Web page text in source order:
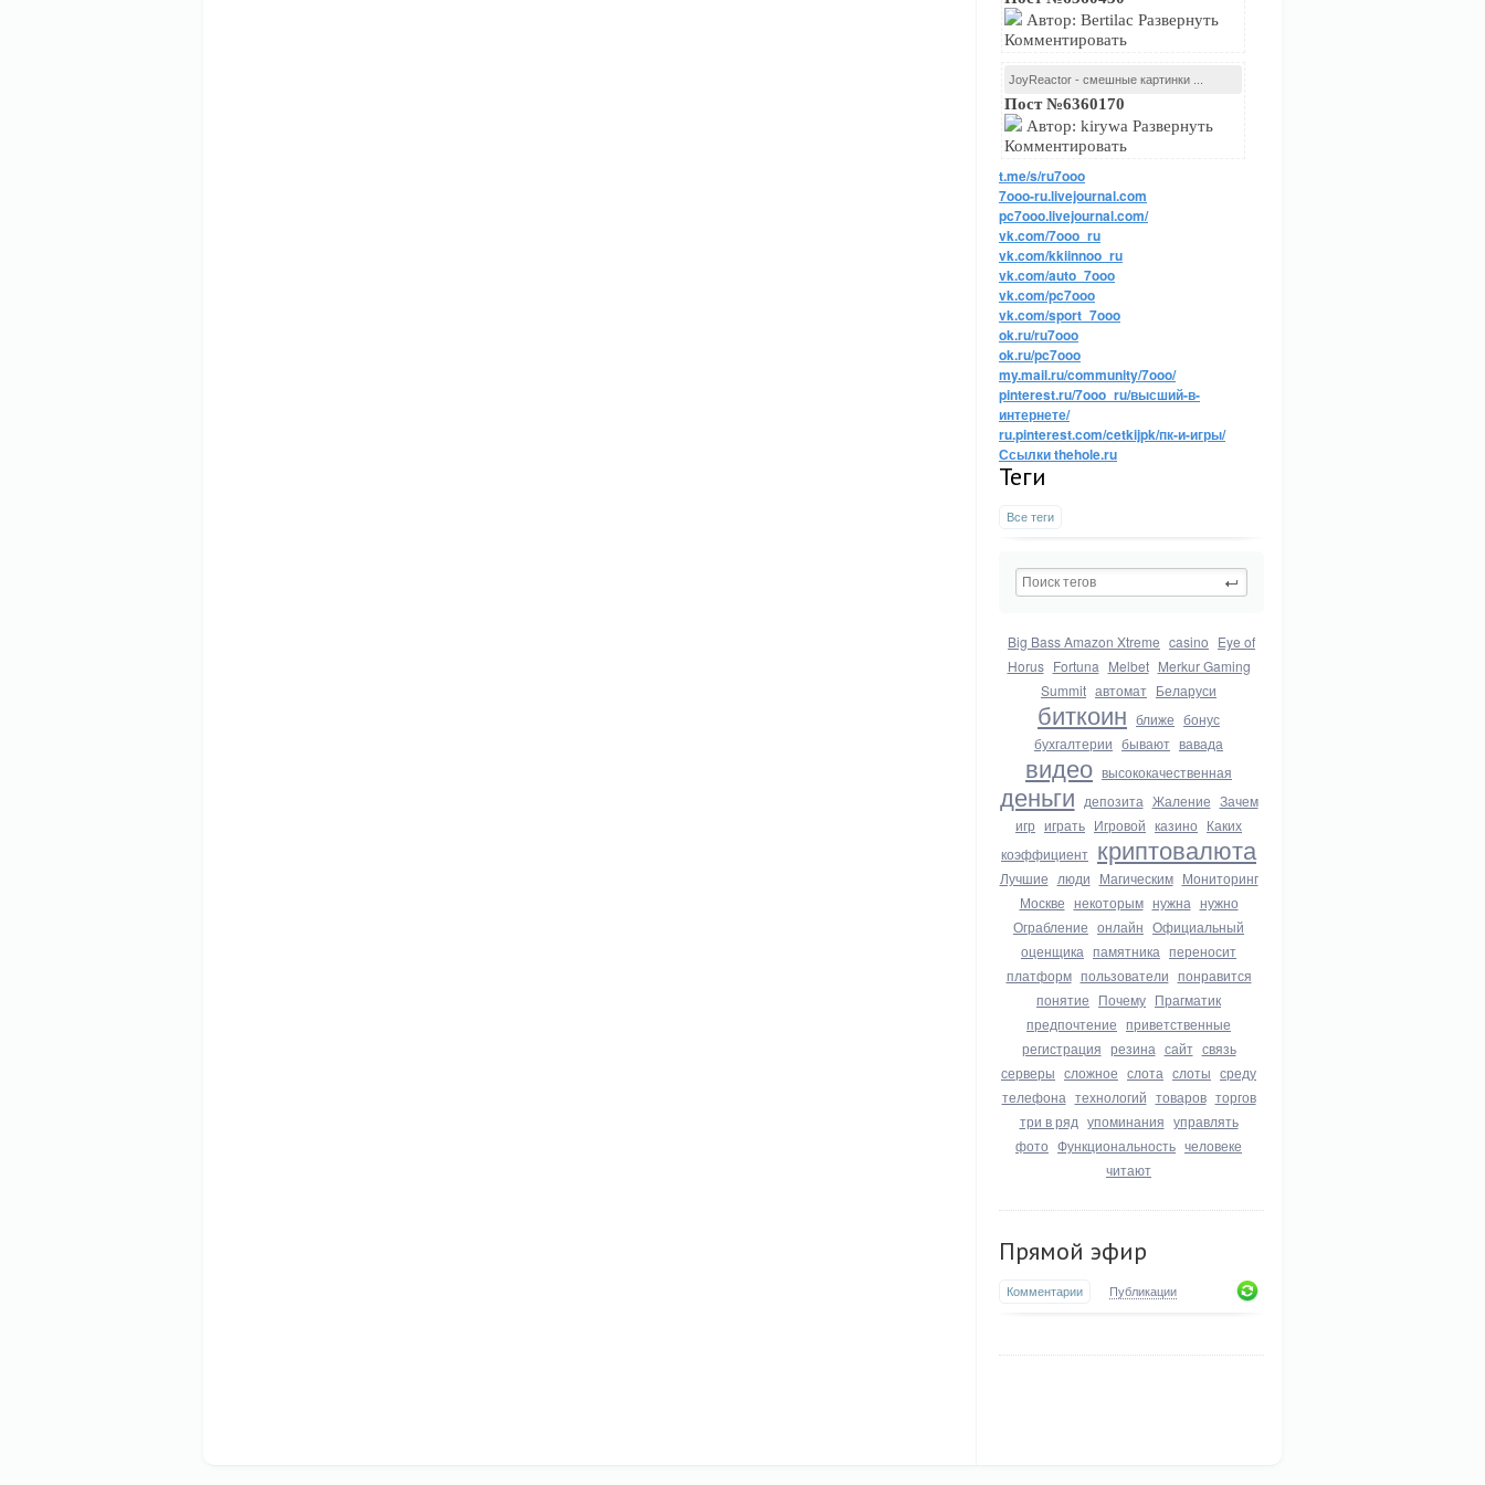
Автор: Bertilac Развернуть
Комментировать
JoyReactor - смешные картинки ...
Пост №6360170
Автор: kirywa Развернуть
Комментировать
t.me/s/ru7ooo
7ooo-ru.livejournal.com
pc7ooo.livejournal.com/
vk.com/7ooo_ru
vk.com/kkiinnoo_ru
vk.com/auto_7ooo
vk.com/pc7ooo
vk.com/sport_7ooo
ok.ru/ru7ooo
ok.ru/pc7ooo
my.mail.ru/community/7ooo/
pinterest.ru/7ooo_ru/высший-в-
интернете/
ru.pinterest.com/cetkijpk/пк-и-игры/
Ссылки thehole.ru
Теги
Все теги
Big Bass Amazon Xtreme casino Eye of
Horus Fortuna Melbet Merkur Gaming
Summit автомат Беларуси
биткоин ближе бонус
бухгалтерии бывают вавада
видео высококачественная
деньги депозита Жаление Зачем
игр играть Игровой казино Каких
коэффициент криптовалюта
Лучшие люди Магическим Мониторинг
Москве некоторым нужна нужно
Ограбление онлайн Официальный
оценщика памятника переносит
платформ пользователи понравится
понятие Почему Прагматик
предпочтение приветственные
регистрация резина сайт связь
серверы сложное слота слоты среду
телефона технологий товаров торгов
три в ряд упоминания управлять
фото Функциональность человеке
читают
Прямой эфир
Комментарии Публикации